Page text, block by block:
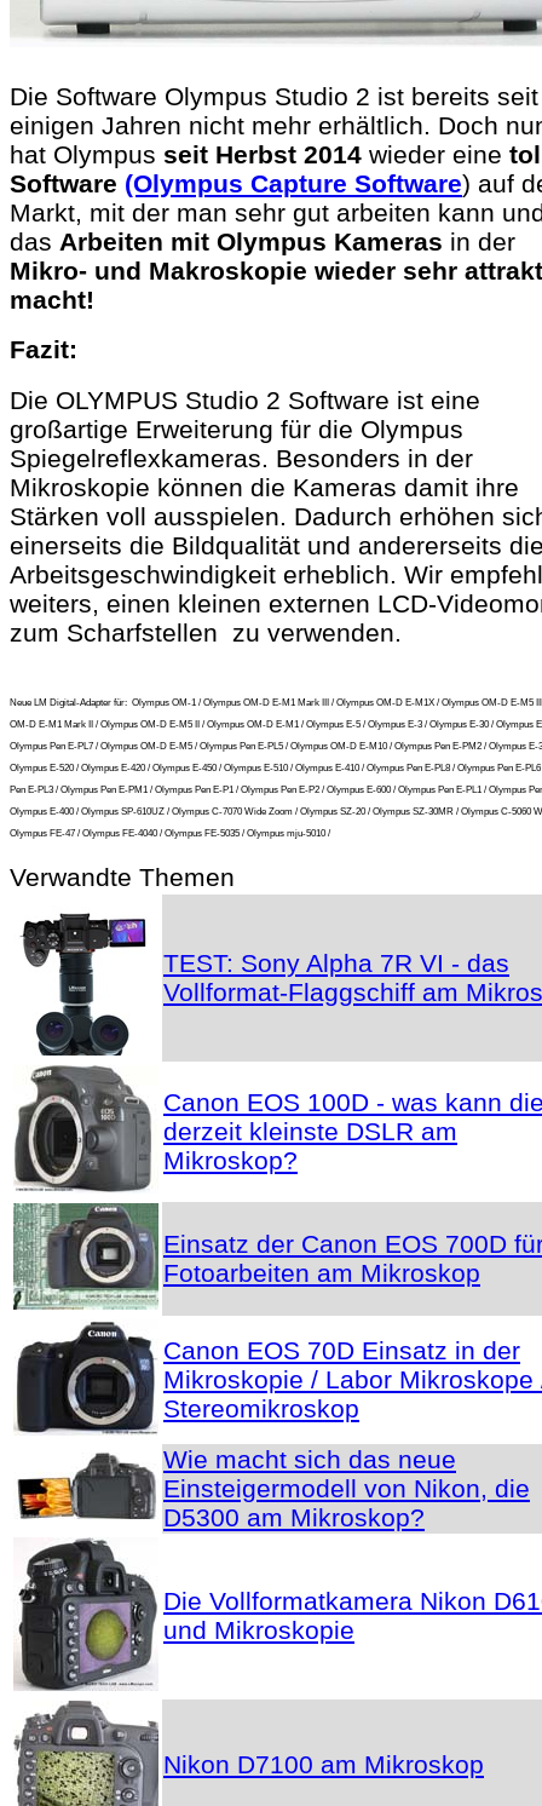
Die Software Olympus Studio 2 ist bereits seit
einigen Jahren nicht mehr erhältlich. Doch
hat Olympus seit Herbst 2014 wieder eine
Software (Olympus Capture Software) auf
Markt, mit der man sehr gut arbeiten kann
das Arbeiten mit Olympus Kameras in der
Mikro- und Makroskopie wieder sehr
macht!
Fazit:
Die OLYMPUS Studio 2 Software ist eine
großartige Erweiterung für die Olympus
Spiegelreflexkameras. Besonders in der
Mikroskopie können die Kameras damit ihre
Stärken voll ausspielen. Dadurch erhöhen
einerseits die Bildqualität und andererseits
Arbeitsgeschwindigkeit erheblich. Wir
weiters, einen kleinen externen LCD-
zum Scharfstellen zu verwenden.
Neue LM Digital-Adapter für: Olympus OM-1 / Olympus OM-D E-M1 Mark III / Olympus OM-D E-M1X / Olympus OM-D E-M5
OM-D E-M1 Mark II / Olympus OM-D E-M5 II / Olympus OM-D E-M1 / Olympus E-5 / Olympus E-3 / Olympus E-30 / Olympus
Olympus Pen E-PL7 / Olympus OM-D E-M5 / Olympus Pen E-PL5 / Olympus OM-D E-M10 / Olympus Pen E-PM2 / Olympus E-
Olympus E-520 / Olympus E-420 / Olympus E-450 / Olympus E-510 / Olympus E-410 / Olympus Pen E-PL8 / Olympus Pen E-
Pen E-PL3 / Olympus Pen E-PM1 / Olympus Pen E-P1 / Olympus Pen E-P2 / Olympus E-600 / Olympus Pen E-PL1 / Olympus
Olympus E-400 / Olympus SP-610UZ / Olympus C-7070 Wide Zoom / Olympus SZ-20 / Olympus SZ-30MR / Olympus C-5060
Olympus FE-47 / Olympus FE-4040 / Olympus FE-5035 / Olympus mju-5010 /
Verwandte Themen
TEST: Sony Alpha 7R VI - das
Vollformat-Flaggschiff am
Canon EOS 100D - was kann
derzeit kleinste DSLR am
Mikroskop?
Einsatz der Canon EOS 700D
Fotoarbeiten am Mikroskop
Canon EOS 70D Einsatz in der
Mikroskopie / Labor Mikroskope
Stereomikroskop
Wie macht sich das neue
Einsteigermodell von Nikon, die
D5300 am Mikroskop?
Die Vollformatkamera Nikon
und Mikroskopie
Nikon D7100 am Mikroskop